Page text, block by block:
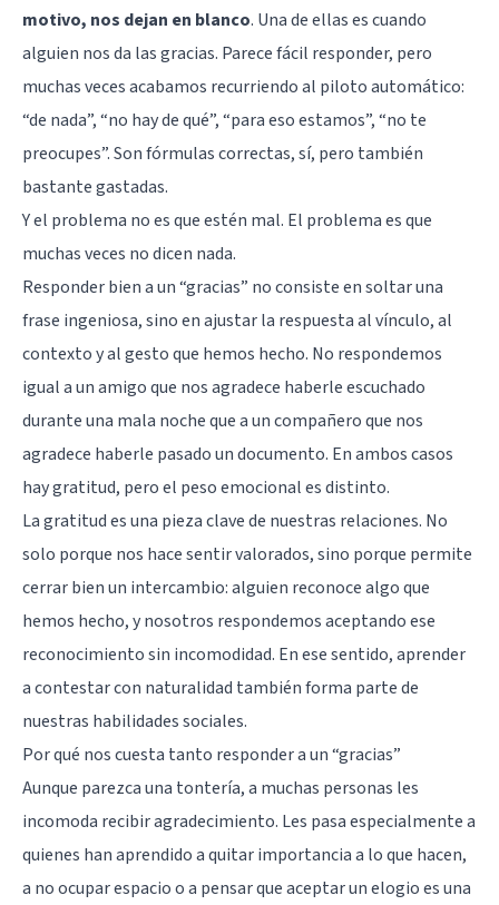
motivo, nos dejan en blanco. Una de ellas es cuando
alguien nos da las gracias. Parece fácil responder, pero
muchas veces acabamos recurriendo al piloto automático:
“de nada”, “no hay de qué”, “para eso estamos”, “no te
preocupes”. Son fórmulas correctas, sí, pero también
bastante gastadas.
Y el problema no es que estén mal. El problema es que
muchas veces no dicen nada.
Responder bien a un “gracias” no consiste en soltar una
frase ingeniosa, sino en ajustar la respuesta al vínculo, al
contexto y al gesto que hemos hecho. No respondemos
igual a un amigo que nos agradece haberle escuchado
durante una mala noche que a un compañero que nos
agradece haberle pasado un documento. En ambos casos
hay gratitud, pero el peso emocional es distinto.
La gratitud es una pieza clave de nuestras relaciones. No
solo porque nos hace sentir valorados, sino porque permite
cerrar bien un intercambio: alguien reconoce algo que
hemos hecho, y nosotros respondemos aceptando ese
reconocimiento sin incomodidad. En ese sentido, aprender
a contestar con naturalidad también forma parte de
nuestras habilidades sociales.
Por qué nos cuesta tanto responder a un “gracias”
Aunque parezca una tontería, a muchas personas les
incomoda recibir agradecimiento. Les pasa especialmente a
quienes han aprendido a quitar importancia a lo que hacen,
a no ocupar espacio o a pensar que aceptar un elogio es una